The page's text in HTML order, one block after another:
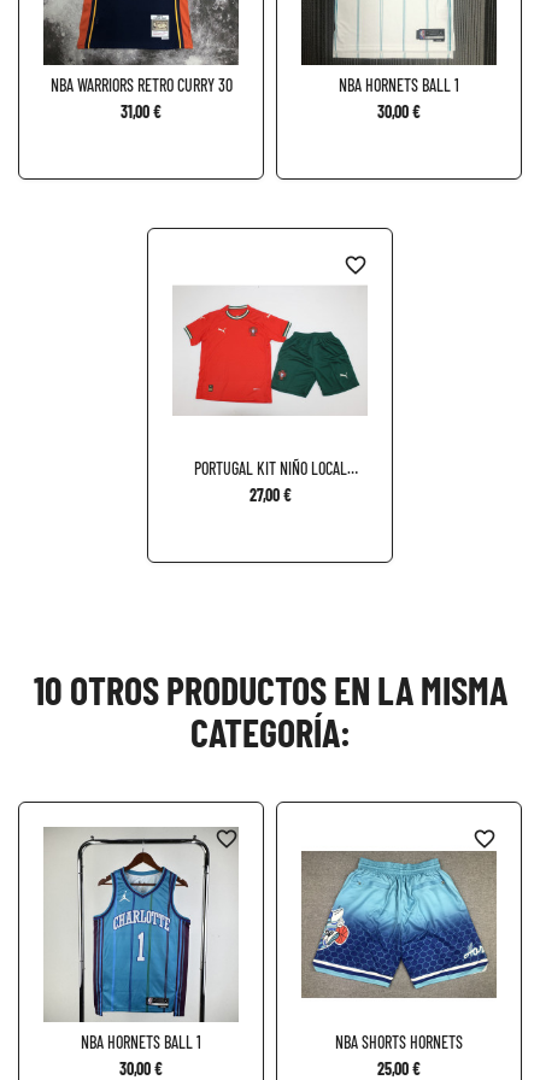
NBA WARRIORS RETRO CURRY 30
31,00 €
NBA HORNETS BALL 1
30,00 €
PORTUGAL KIT NIÑO LOCAL
2025
27,00 €
favorite_border
10 OTROS PRODUCTOS EN LA MISMA
CATEGORÍA:
NBA HORNETS BALL 1
30,00 €
favorite_border
NBA SHORTS HORNETS
25,00 €
favorite_border